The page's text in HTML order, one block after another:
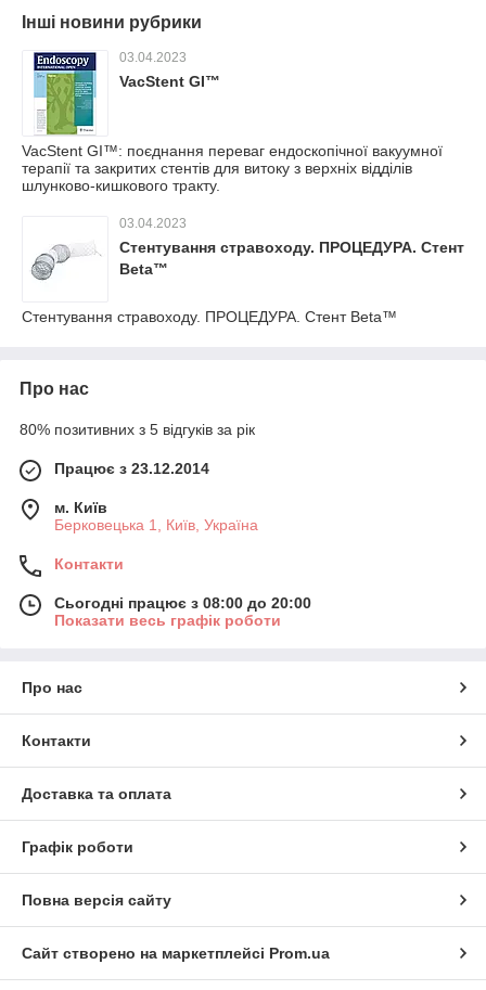
Інші новини рубрики
03.04.2023
VacStent GI™
VacStent GI™: поєднання переваг ендоскопічної вакуумної
терапії та закритих стентів для витоку з верхніх відділів
шлунково-кишкового тракту.
03.04.2023
Стентування стравоходу. ПРОЦЕДУРА. Стент
Beta™
Стентування стравоходу. ПРОЦЕДУРА. Стент Beta™
Про нас
80% позитивних з 5 відгуків за рік
Працює з 23.12.2014
м. Київ
Берковецька 1, Київ, Україна
Контакти
Сьогодні працює з 08:00 до 20:00
Показати весь графік роботи
Про нас
Контакти
Доставка та оплата
Графік роботи
Повна версія сайту
Сайт створено на маркетплейсі Prom.ua